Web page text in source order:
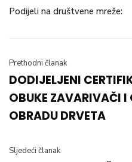
Podijeli na društvene mreže:
Prethodni članak
DODIJELJENI
OBUKE ZAVARIVAČI I
OBRADU DRVETA
Sljedeći članak